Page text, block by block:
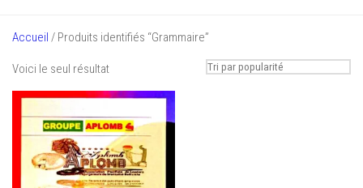
Accueil / Produits identifiés “Grammaire”
Voici le seul résultat